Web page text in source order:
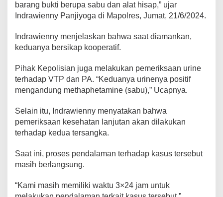
barang bukti berupa sabu dan alat hisap,” ujar
Indrawienny Panjiyoga di Mapolres, Jumat, 21/6/2024.
Indrawienny menjelaskan bahwa saat diamankan,
keduanya bersikap kooperatif.
Pihak Kepolisian juga melakukan pemeriksaan urine
terhadap VTP dan PA. “Keduanya urinenya positif
mengandung methaphetamine (sabu),” Ucapnya.
Selain itu, Indrawienny menyatakan bahwa
pemeriksaan kesehatan lanjutan akan dilakukan
terhadap kedua tersangka.
Saat ini, proses pendalaman terhadap kasus tersebut
masih berlangsung.
“Kami masih memiliki waktu 3×24 jam untuk